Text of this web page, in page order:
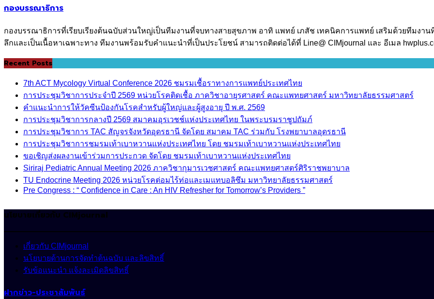
กองบรรณาธิการ
กองบรรณาธิการที่เรียบเรียงต้นฉบับส่วนใหญ่เป็นทีมงานที่จบทางสายสุขภาพ อาทิ แพทย์ เภสัช เทคนิคการแพทย์ เสริมด้วยทีมงา
ลึกและเป็นเนื้อหาเฉพาะทาง ทีมงานพร้อมรับคำแนะนำที่เป็นประโยชน์ สามารถติดต่อได้ที่ Line@ CIMjournal และ อีเมล
Recent Posts
7th ACT Mycology Virtual Conference 2026 ชมรมเชื้อราทางการแพทย์ประเทศไทย
การประชุมวิชาการประจำปี 2569 หน่วยโรคติดเชื้อ ภาควิชาอายุรศาสตร์ คณะแพทยศาสตร์ มหาวิทยาลัยธรรมศาสตร์
คำแนะนำการให้วัคซีนป้องกันโรคสำหรับผู้ใหญ่และผู้สูงอายุ ปี พ.ศ. 2569
การประชุมวิชาการกลางปี 2569 สมาคมอุรเวชช์แห่งประเทศไทย ในพระบรมราชูปถัมภ์
การประชุมวิชาการ TAC สัญจรจังหวัดอุดรธานี จัดโดย สมาคม TAC ร่วมกับ โรงพยาบาลอุดรธานี
การประชุมวิชาการชมรมเท้าเบาหวานแห่งประเทศไทย โดย ชมรมเท้าเบาหวานแห่งประเทศไทย
ขอเชิญส่งผลงานเข้าร่วมการประกวด จัดโดย ชมรมเท้าเบาหวานแห่งประเทศไทย
Siriraj Pediatric Annual Meeting 2026 ภาควิชากุมารเวชศาสตร์ คณะแพทยศาสตร์ศิริราชพยาบาล
TU Endocrine Meeting 2026 หน่วยโรคต่อมไร้ท่อและเมแทบอลิซึม มหาวิทยาลัยธรรมศาสตร์
Pre Congress : “ Confidence in Care : An HIV Refresher for Tomorrow’s Providers ”
นโยบายเกี่ยวกับ CIMjournal
เกี่ยวกับ CIMjournal
นโยบายด้านการจัดทำต้นฉบับ และลิขสิทธิ์
รับข้อแนะนำ แจ้งละเมิดลิขสิทธิ์
ฝากข่าว-ประชาสัมพันธ์